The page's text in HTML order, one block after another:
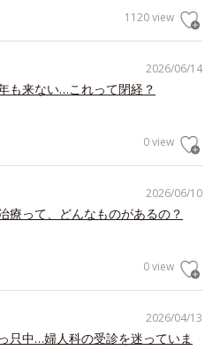
1120 view
2026/06/14
も来ない…これって閉経？
0 view
2026/06/10
療って、どんなものがあるの？
0 view
2026/04/13
只中…婦人科の受診を迷っていま